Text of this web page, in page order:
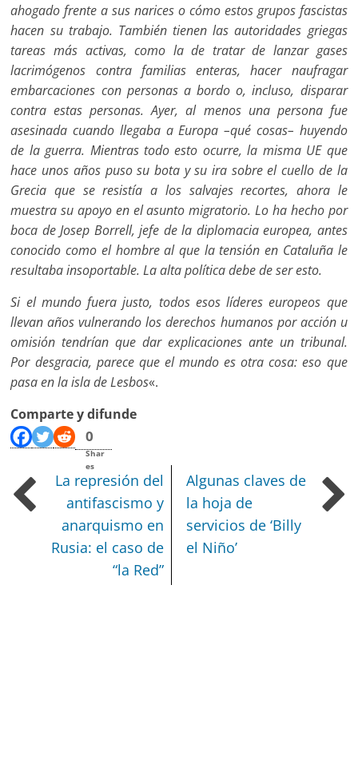
ahogado frente a sus narices o cómo estos grupos fascistas
hacen su trabajo. También tienen las autoridades griegas
tareas más activas, como la de tratar de lanzar gases
lacrimógenos contra familias enteras, hacer naufragar
embarcaciones con personas a bordo o, incluso, disparar
contra estas personas. Ayer, al menos una persona fue
asesinada cuando llegaba a Europa –qué cosas– huyendo
de la guerra. Mientras todo esto ocurre, la misma UE que
hace unos años puso su bota y su ira sobre el cuello de la
Grecia que se resistía a los salvajes recortes, ahora le
muestra su apoyo en el asunto migratorio. Lo ha hecho por
boca de Josep Borrell, jefe de la diplomacia europea, antes
conocido como el hombre al que la tensión en Cataluña le
resultaba insoportable. La alta política debe de ser esto.
Si el mundo fuera justo, todos esos líderes europeos que
llevan años vulnerando los derechos humanos por acción u
omisión tendrían que dar explicaciones ante un tribunal.
Por desgracia, parece que el mundo es otra cosa: eso que
pasa en la isla de Lesbos«.
Comparte y difunde
0
Shar
es
La represión del
antifascismo y
anarquismo en
Rusia: el caso de
“la Red”
Algunas claves de
la hoja de
servicios de ‘Billy
el Niño’